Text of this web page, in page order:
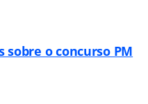
o concurso PM